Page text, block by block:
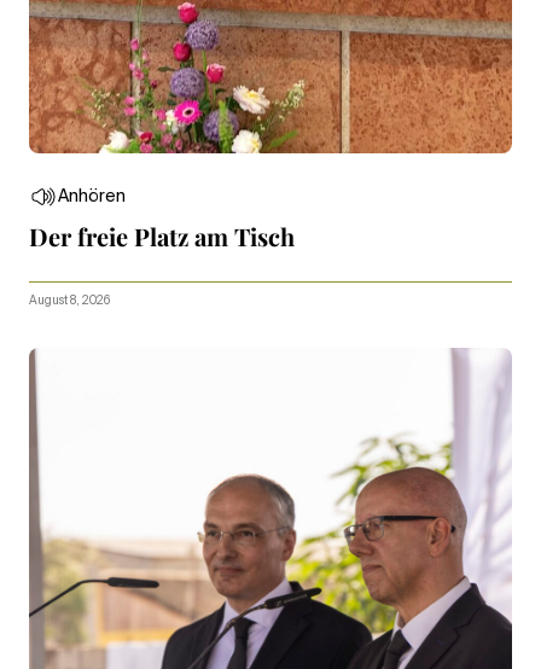
Anhören
Der freie Platz am Tisch
August 8, 2026